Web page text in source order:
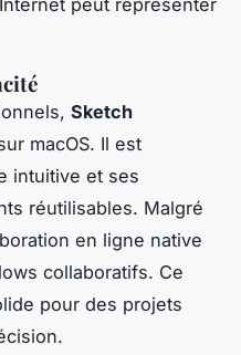
peut représenter
Sketch
macOS. Il est
intuitive et ses
réutilisables. Malgré
en ligne native
collaboratifs. Ce
pour des projets